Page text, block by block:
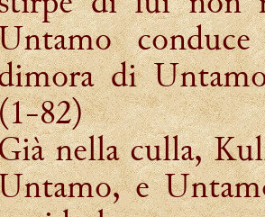
di
82)
nella culla,
e